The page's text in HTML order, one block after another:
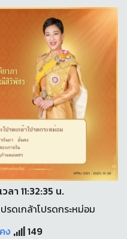
ลา 11:32:35 น.
รดเกล้าโปรดกระหม่อม
ง
149